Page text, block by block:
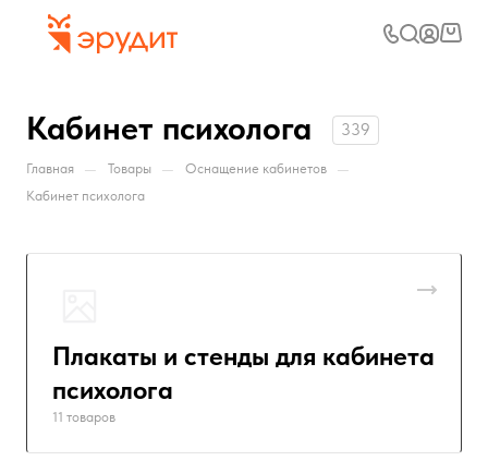
Кабинет психолога 339
Главная — Товары — Оснащение кабинетов —
Кабинет психолога
Плакаты и стенды для кабинета
психолога
11 товаров